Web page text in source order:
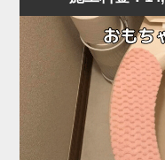
した。
作業後、お客様には「
際には詰まりやすい」
る方が安全」といった
猫砂の詰まりは便器
べカスが固まり、節水
流れきらず、S字奥で
こうした嘔吐物の詰ま
で団子状になって固ま
動かないことが多いで
今回のケースは港区の
たことも影響して詰ま